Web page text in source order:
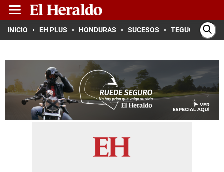
INICIO EH PLUS HONDURAS SUCESOS TEGUCIGALPA